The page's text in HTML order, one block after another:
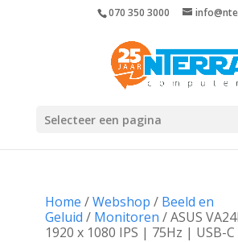
070 350 3000
Selecteer een pagina
Home /Webshop / Beeld en
Geluid / Monitoren / ASUS
1920 x 1080 IPS | 75Hz | USB-